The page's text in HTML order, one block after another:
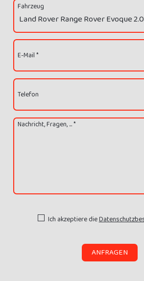
Fahrzeug
E-Mail *
Telefon
Nachricht, Fragen, ... *
Ich akzeptiere die
ANFRAGEN